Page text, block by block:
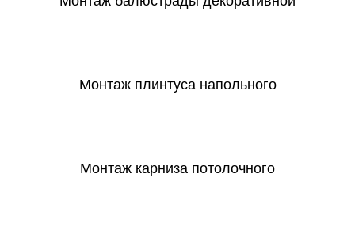
Монтаж плинтуса напольного
Монтаж карниза потолочного